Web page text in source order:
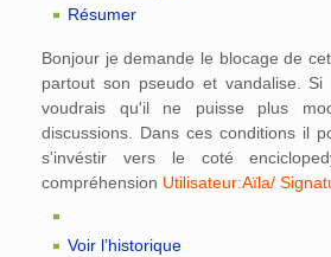
Résumer
Bonjour je demande le blocage de
partout son pseudo et vandalise.
voudrais qu'il ne puisse plus
discussions. Dans ces conditions il
s'invéstir vers le coté
compréhension Utilisateur:Aïla/
Voir l’historique